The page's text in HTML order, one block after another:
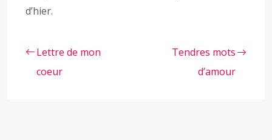
d’hier.
Lettre de mon
coeur
Tendres mots
d’amour